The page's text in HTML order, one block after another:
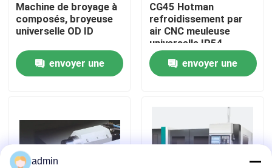
Nous contacter
Broyeur de cylindrique Machine
Machine de broyage interne
Machine de broyage à
composés, broyeuse
universelle OD ID
envoyer une
CG45 Hotman
refroidissement par
air CNC meuleuse
universelle IP54,
services de meulage
CNC polyvalent
envoyer une
admin